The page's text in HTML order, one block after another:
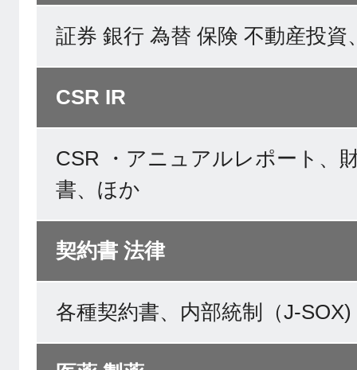
証券 銀行 為替 保険 不動産投資
CSR IR
CSR ・アニュアルレポート、
書、ほか
契約書 法律
各種契約書、内部統制（J-